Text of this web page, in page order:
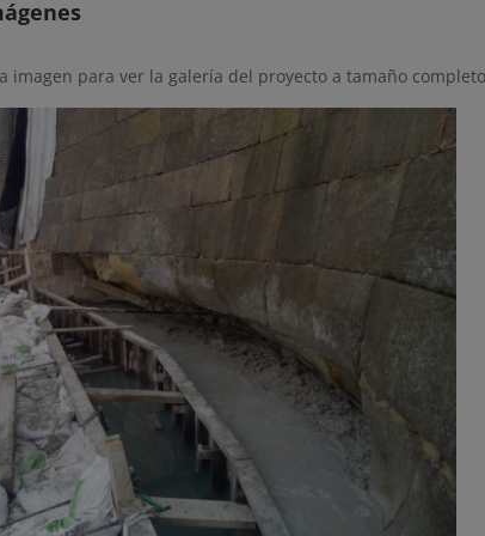
imagen para ver la galería del proyecto a tamaño